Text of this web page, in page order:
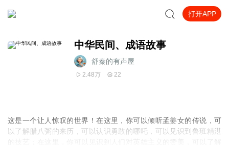
打开APP
中华民间、成语故事
舒秦的有声屋
2.48万 22
这是一个让人惊叹的世界！在这里，你可以倾听孟姜女的传说，可
以了解腊八粥的来历，可以认识勇敢的哪吒，可以见识到鲁班精湛